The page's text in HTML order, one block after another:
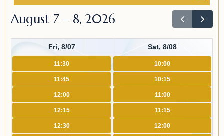
August 7 – 8, 2026
Fri, 8/07 Sat, 8/08
11:30
11:45
12:00
12:15
12:30
10:00
10:15
11:00
11:15
12:00